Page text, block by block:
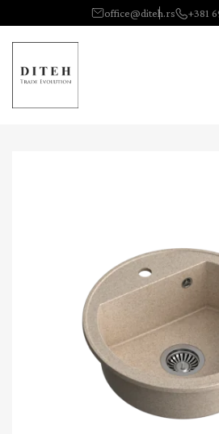
office@diteh.rs +381